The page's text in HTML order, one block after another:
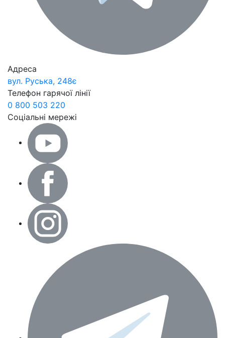
Адреса
вул. Руська, 248є
Телефон гарячої лінії
0 800 503 220
Соціальні мережі